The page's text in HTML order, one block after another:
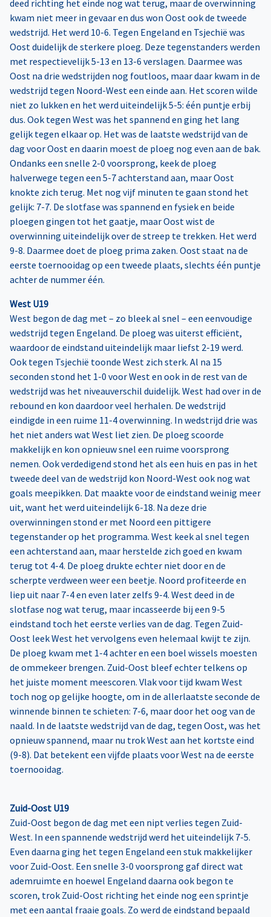
deed richting het einde nog wat terug, maar de overwinning
kwam niet meer in gevaar en dus won Oost ook de tweede
wedstrijd. Het werd 10-6. Tegen Engeland en Tsjechië was
Oost duidelijk de sterkere ploeg. Deze tegenstanders werden
met respectievelijk 5-13 en 13-6 verslagen. Daarmee was
Oost na drie wedstrijden nog foutloos, maar daar kwam in de
wedstrijd tegen Noord-West een einde aan. Het scoren wilde
niet zo lukken en het werd uiteindelijk 5-5: één puntje erbij
dus. Ook tegen West was het spannend en ging het lang
gelijk tegen elkaar op. Het was de laatste wedstrijd van de
dag voor Oost en daarin moest de ploeg nog even aan de bak.
Ondanks een snelle 2-0 voorsprong, keek de ploeg
halverwege tegen een 5-7 achterstand aan, maar Oost
knokte zich terug. Met nog vijf minuten te gaan stond het
gelijk: 7-7. De slotfase was spannend en fysiek en beide
ploegen gingen tot het gaatje, maar Oost wist de
overwinning uiteindelijk over de streep te trekken. Het werd
9-8. Daarmee doet de ploeg prima zaken. Oost staat na de
eerste toernooidag op een tweede plaats, slechts één puntje
achter de nummer één.
West U19
West begon de dag met – zo bleek al snel – een eenvoudige
wedstrijd tegen Engeland. De ploeg was uiterst efficiënt,
waardoor de eindstand uiteindelijk maar liefst 2-19 werd.
Ook tegen Tsjechië toonde West zich sterk. Al na 15
seconden stond het 1-0 voor West en ook in de rest van de
wedstrijd was het niveauverschil duidelijk. West had over in de
rebound en kon daardoor veel herhalen. De wedstrijd
eindigde in een ruime 11-4 overwinning. In wedstrijd drie was
het niet anders wat West liet zien. De ploeg scoorde
makkelijk en kon opnieuw snel een ruime voorsprong
nemen. Ook verdedigend stond het als een huis en pas in het
tweede deel van de wedstrijd kon Noord-West ook nog wat
goals meepikken. Dat maakte voor de eindstand weinig meer
uit, want het werd uiteindelijk 6-18. Na deze drie
overwinningen stond er met Noord een pittigere
tegenstander op het programma. West keek al snel tegen
een achterstand aan, maar herstelde zich goed en kwam
terug tot 4-4. De ploeg drukte echter niet door en de
scherpte verdween weer een beetje. Noord profiteerde en
liep uit naar 7-4 en even later zelfs 9-4. West deed in de
slotfase nog wat terug, maar incasseerde bij een 9-5
eindstand toch het eerste verlies van de dag. Tegen Zuid-
Oost leek West het vervolgens even helemaal kwijt te zijn.
De ploeg kwam met 1-4 achter en een boel wissels moesten
de ommekeer brengen. Zuid-Oost bleef echter telkens op
het juiste moment meescoren. Vlak voor tijd kwam West
toch nog op gelijke hoogte, om in de allerlaatste seconde de
winnende binnen te schieten: 7-6, maar door het oog van de
naald. In de laatste wedstrijd van de dag, tegen Oost, was het
opnieuw spannend, maar nu trok West aan het kortste eind
(9-8). Dat betekent een vijfde plaats voor West na de eerste
toernooidag.
Zuid-Oost U19
Zuid-Oost begon de dag met een nipt verlies tegen Zuid-
West. In een spannende wedstrijd werd het uiteindelijk 7-5.
Even daarna ging het tegen Engeland een stuk makkelijker
voor Zuid-Oost. Een snelle 3-0 voorsprong gaf direct wat
ademruimte en hoewel Engeland daarna ook begon te
scoren, trok Zuid-Oost richting het einde nog een sprintje
met een aantal fraaie goals. Zo werd de eindstand bepaald